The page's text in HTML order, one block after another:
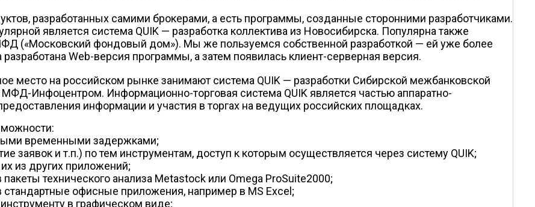
разработанных самими брокерами, а есть программы, созданные сторонними разработчиками.
является система QUIK — разработка коллектива из Новосибирска. Популярна также
(«Московский фондовый дом»). Мы же пользуемся собственной разработкой — ей уже более
Web-версия программы, а затем появилась клиент-серверная версия.
место на российском рынке занимают система QUIK — разработки Сибирской межбанковской
Инфоцентром. Информационно-торговая система QUIK является частью аппаратно-
информации и участия в торгах на ведущих российских площадках.
временными задержками;
заявок и т.п.) по тем инструментам, доступ к которым осуществляется через систему QUIK;
из других приложений;
технического анализа Metastock или Omega ProSuite2000;
офисные приложения, например в MS Excel;
в графическом виде;